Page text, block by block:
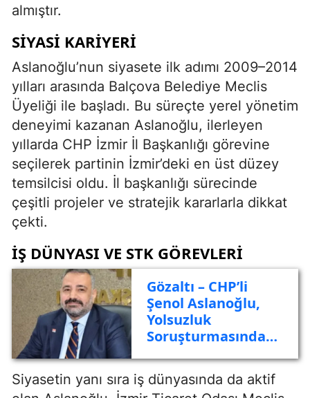
almıştır.
SIYASI KARIYERI
Aslanoğlu’nun siyasete ilk adımı 2009–2014
yılları arasında Balçova Belediye Meclis
Üyeliği ile başladı. Bu süreçte yerel yönetim
deneyimi kazanan Aslanoğlu, ilerleyen
yıllarda CHP İzmir İl Başkanlığı görevine
seçilerek partinin İzmir’deki en üst düzey
temsilcisi oldu. İl başkanlığı sürecinde
çeşitli projeler ve stratejik kararlarla dikkat
çekti.
İŞ DÜNYASI VE STK GÖREVLERI
Gözaltı – CHP’li
Şenol Aslanoğlu,
Yolsuzluk
Soruşturmasında
Siyasetin yanı sıra iş dünyasında da aktif